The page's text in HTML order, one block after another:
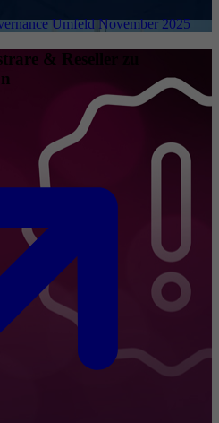
Umfeld November 2025
& Reseller zu